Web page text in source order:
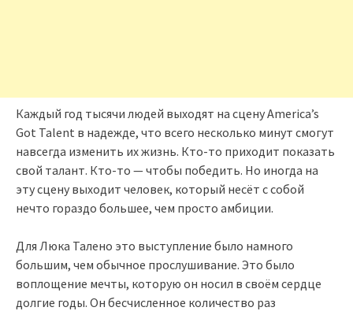
Каждый год тысячи людей выходят на сцену America’s
Got Talent в надежде, что всего несколько минут смогут
навсегда изменить их жизнь. Кто-то приходит показать
свой талант. Кто-то — чтобы победить. Но иногда на
эту сцену выходит человек, который несёт с собой
нечто гораздо большее, чем просто амбиции.
Для Люка Талено это выступление было намного
большим, чем обычное прослушивание. Это было
воплощение мечты, которую он носил в своём сердце
долгие годы. Он бесчисленное количество раз